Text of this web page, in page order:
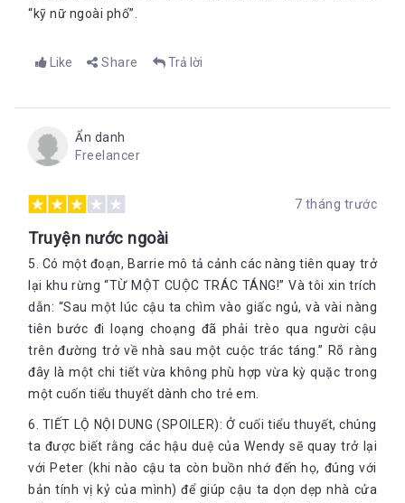
“kỹ nữ ngoài phố”.
Like Share Trả lời
Ẩn danh
Freelancer
7 tháng trước
Truyện nước ngoài
5. Có một đoạn, Barrie mô tả cảnh các nàng tiên quay trở
lại khu rừng “TỪ MỘT CUỘC TRÁC TÁNG!” Và tôi xin trích
dẫn: “Sau một lúc cậu ta chìm vào giấc ngủ, và vài nàng
tiên bước đi loạng choạng đã phải trèo qua người cậu
trên đường trở về nhà sau một cuộc trác táng.” Rõ ràng
đây là một chi tiết vừa không phù hợp vừa kỳ quặc trong
một cuốn tiểu thuyết dành cho trẻ em.
6. TIẾT LỘ NỘI DUNG (SPOILER): Ở cuối tiểu thuyết, chúng
ta được biết rằng các hậu duệ của Wendy sẽ quay trở lại
với Peter (khi nào cậu ta còn buồn nhớ đến họ, đúng với
bản tính vị kỷ của mình) để giúp cậu ta dọn dẹp nhà cửa